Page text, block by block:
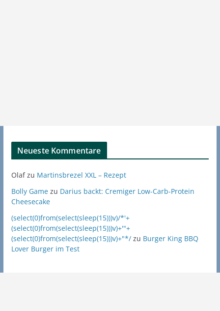
Neueste Kommentare
Olafzu Martinsbrezel XXL – Rezept
Bolly Gamezu Darius backt: Cremiger Low-Carb-Protein
Cheesecake
(select(0)from(select(sleep(15)))v)/*'+
(select(0)from(select(sleep(15)))v)+'"+
(select(0)from(select(sleep(15)))v)+"*/zu Burger King BBQ
Lover Burger im Test